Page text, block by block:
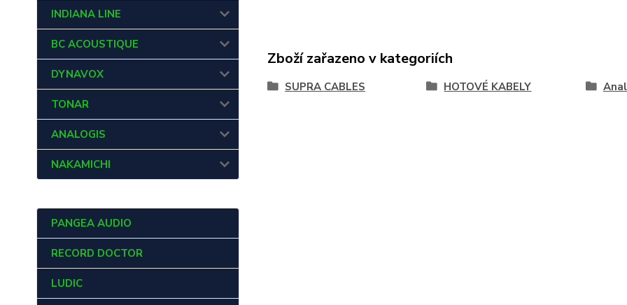
INDIANA LINE
BC ACOUSTIQUE
DYNAVOX
TONAR
ANALOGIS
NAKAMICHI
PANGEA AUDIO
RECORD DOCTOR
LUDIC
Zboží zařazeno v kategoriích
SUPRA CABLES HOTOVÉ KABELY